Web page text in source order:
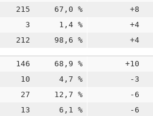
215 67,0 % +8
3 1,4 % +4
212 98,6 % +4
146 68,9 % +10
10 4,7 % -3
27 12,7 % -6
13 6,1 % -6